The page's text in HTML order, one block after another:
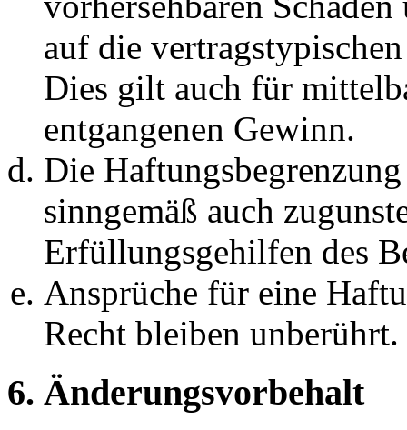
auf die
Dies gilt auch für
entgangenen Gewinn.
Die
sinngemäß auch
Erfüllungsgehilfen des
Ansprüche für eine
Recht bleiben unberührt.
6. Änderungsvorbehalt